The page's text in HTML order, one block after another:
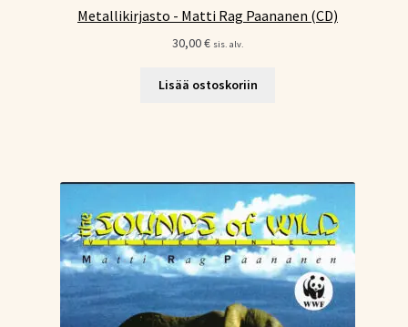
Metallikirjasto - Matti Rag Paananen (CD)
30,00€ sis. alv.
Lisää ostoskoriin